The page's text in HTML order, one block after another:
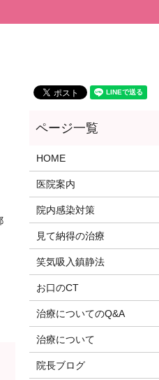
HOME
医院案内
院内感染対策
見て納得の治療
笑気吸入鎮静法
お口のCT
治療についてのQ&A
治療について
院長ブログ